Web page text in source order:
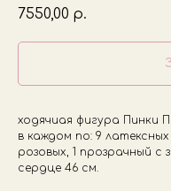
7550,00 р.
ходячиая фигура Пинки
в каждом по: 9
розовых, 1 прозрачный
сердце 46 см.